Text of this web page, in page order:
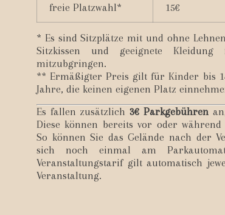
freie Platzwahl* 15€
* Es sind Sitzplätze mit und ohne
Sitzkissen und geeignete Kleidung
mitzubgringen.
** Ermäßigter Preis gilt für Kinder bis
Jahre, die keinen eigenen Platz
Es fallen zusätzlich3€ Parkgebühren
Diese können bereits vor oder
So können Sie das Gelände nach der
sich noch einmal am
Veranstaltungstarif gilt automatisch
Veranstaltung.